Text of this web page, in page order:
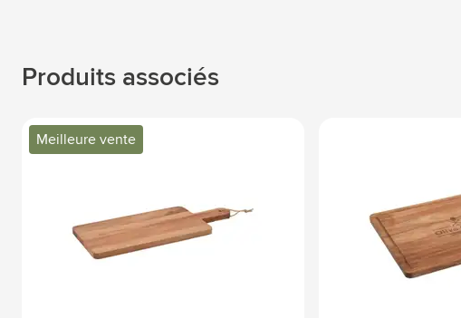
Produits associés
Meilleure vente